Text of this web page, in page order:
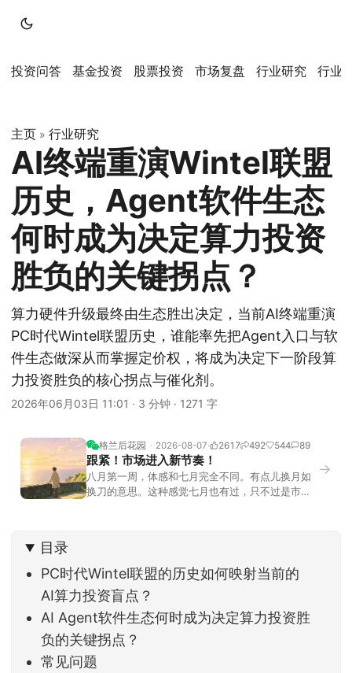
投资问答 基金投资 股票投资 市场复盘 行业研究 行业
主页 » 行业研究
AI终端重演Wintel联盟
历史，Agent软件生态
何时成为决定算力投资
胜负的关键拐点？
算力硬件升级最终由生态胜出决定，当前AI终端重演
PC时代Wintel联盟历史，谁能率先把Agent入口与软
件生态做深从而掌握定价权，将成为决定下一阶段算
力投资胜负的核心拐点与催化剂。
2026年06月03日 11:01 · 3 分钟 · 1271 字
格兰后花园 2026-08-07 2617 492 544 89
跟紧！市场进入新节奏！
八月第一周，体感和七月完全不同。有点儿换月如
换刀的意思。这种感觉七月也有过，只不过是市场
家感受到了春天般的暖风。指数涨了百点，交易额
回暖到2
→
目录
PC时代Wintel联盟的历史如何映射当前的
AI算力投资盲点？
AI Agent软件生态何时成为决定算力投资胜
负的关键拐点？
常见问题